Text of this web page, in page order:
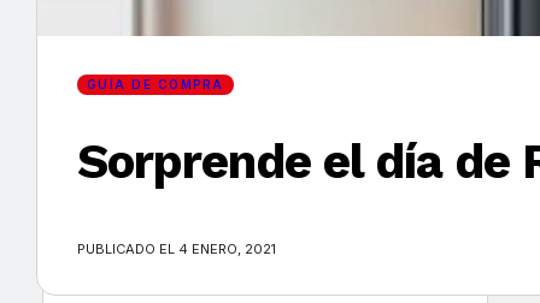
Encuentra tu noticia
GUÍA DE COMPRA
Sorprende el día de
PUBLICADO EL 4 ENERO, 2021